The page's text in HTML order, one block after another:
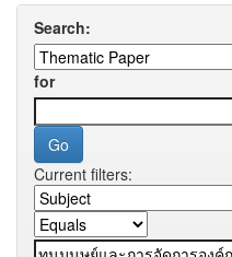
Search:
for
Current filters: